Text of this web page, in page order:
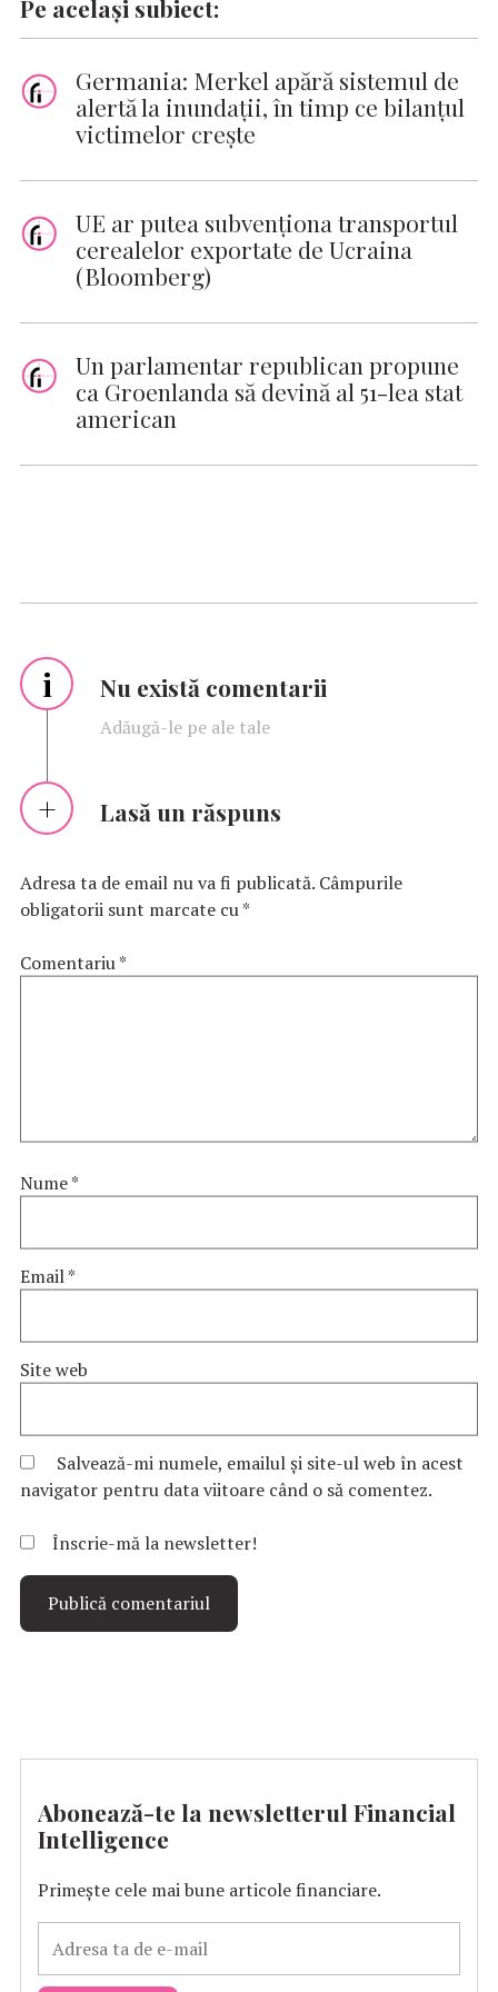
Pe același subiect:
Germania: Merkel apără sistemul de
alertă la inundaţii, în timp ce bilanţul
victimelor creşte
UE ar putea subvenţiona transportul
cerealelor exportate de Ucraina
(Bloomberg)
Un parlamentar republican propune
ca Groenlanda să devină al 51-lea stat
american
i Nu există comentarii
Adăugă-le pe ale tale
Lasă un răspuns
Adresa ta de email nu va fi publicată. Câmpurile
obligatorii sunt marcate cu*
Comentariu*
Nume*
Email*
Site web
Salvează-mi numele, emailul și site-ul web în acest
navigator pentru data viitoare când o să comentez.
Înscrie-mă la newsletter!
Abonează-te la newsletterul Financial
Intelligence
Primește cele mai bune articole financiare.